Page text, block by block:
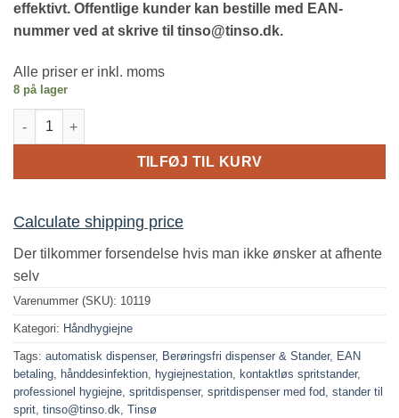
effektivt. Offentlige kunder kan bestille med EAN-
nummer ved at skrive til tinso@tinso.dk.
Alle priser er inkl. moms
8 på lager
Berøringsfri dispenser & Stander | Tinsø antal
TILFØJ TIL KURV
Calculate shipping price
Der tilkommer forsendelse hvis man ikke ønsker at afhente
selv
Varenummer (SKU): 10119
Kategori: Håndhygiejne
Tags: automatisk dispenser, Berøringsfri dispenser & Stander, EAN
betaling, hånddesinfektion, hygiejnestation, kontaktløs spritstander,
professionel hygiejne, spritdispenser, spritdispenser med fod, stander til
sprit, tinso@tinso.dk, Tinsø